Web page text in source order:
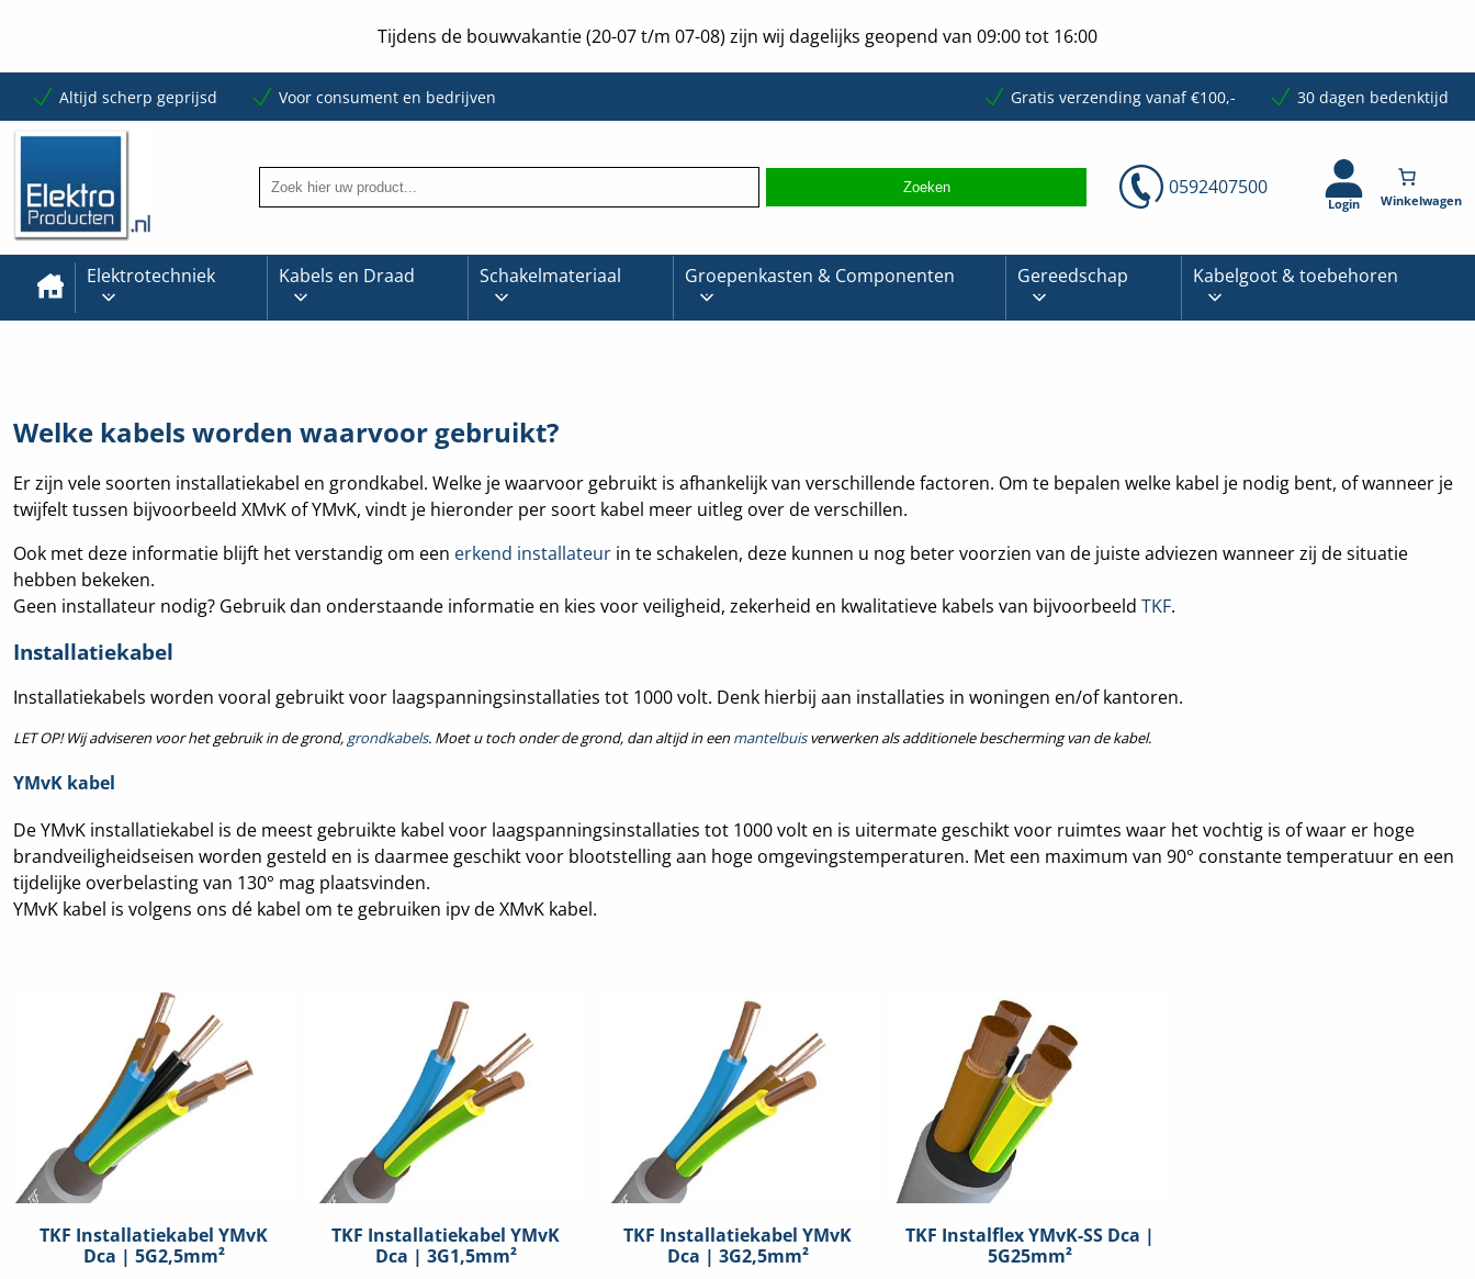
Tijdens de bouwvakantie (20-07 t/m 07-08) zijn wij dagelijks geopend van 09:00 tot 16:00
Altijd scherp geprijsd Voor consument en bedrijven Gratis verzending vanaf €100,- 30 dagen bedenktijd
0592407500
Login
Elektrotechniek Kabels en Draad Schakelmateriaal Groepenkasten & Componenten Gereedschap Kabelgoot & toebehoren
Welke kabels worden waarvoor gebruikt?
Er zijn vele soorten installatiekabel en grondkabel. Welke je waarvoor gebruikt is afhankelijk van verschillende factoren. Om te bepalen welke kabel je nodig bent, of wanneer je
twijfelt tussen bijvoorbeeld XMvK of YMvK, vindt je hieronder per soort kabel meer uitleg over de verschillen.
Ook met deze informatie blijft het verstandig om een erkend installateur in te schakelen, deze kunnen u nog beter voorzien van de juiste adviezen wanneer zij de situatie
hebben bekeken.
Geen installateur nodig? Gebruik dan onderstaande informatie en kies voor veiligheid, zekerheid en kwalitatieve kabels van bijvoorbeeld TKF.
Installatiekabel
Installatiekabels worden vooral gebruikt voor laagspanningsinstallaties tot 1000 volt. Denk hierbij aan installaties in woningen en/of kantoren.
LET OP! Wij adviseren voor het gebruik in de grond, grondkabels. Moet u toch onder de grond, dan altijd in eenmantelbuisverwerken als additionele bescherming van de kabel.
YMvK kabel
De YMvK installatiekabel is de meest gebruikte kabel voor laagspanningsinstallaties tot 1000 volt en is uitermate geschikt voor ruimtes waar het vochtig is of waar er hoge
brandveiligheidseisen worden gesteld en is daarmee geschikt voor blootstelling aan hoge omgevingstemperaturen. Met een maximum van 90° constante temperatuur en een
tijdelijke overbelasting van 130° mag plaatsvinden.
YMvK kabel is volgens ons dé kabel om te gebruiken ipv de XMvK kabel.
TKF Installatiekabel YMvK
Dca | 5G2,5mm²
TKF Installatiekabel YMvK
Dca | 3G1,5mm²
TKF Installatiekabel YMvK
Dca | 3G2,5mm²
TKF Instalflex YMvK-SS Dca |
5G25mm²